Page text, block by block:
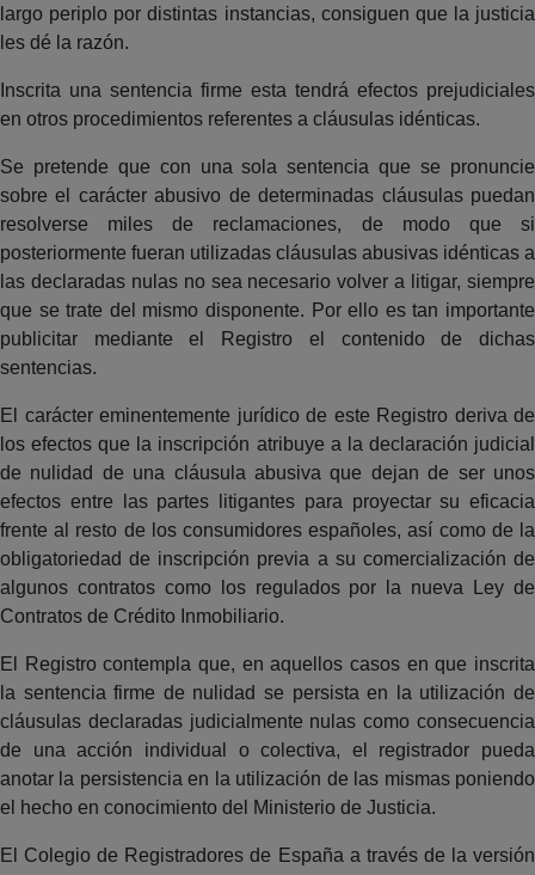
largo periplo por distintas instancias, consiguen que la justicia
les dé la razón.
Inscrita una sentencia firme esta tendrá efectos prejudiciales
en otros procedimientos referentes a cláusulas idénticas.
Se pretende que con una sola sentencia que se pronuncie
sobre el carácter abusivo de determinadas cláusulas puedan
resolverse miles de reclamaciones, de modo que si
posteriormente fueran utilizadas cláusulas abusivas idénticas a
las declaradas nulas no sea necesario volver a litigar, siempre
que se trate del mismo disponente. Por ello es tan importante
publicitar mediante el Registro el contenido de dichas
sentencias.
El carácter eminentemente jurídico de este Registro deriva de
los efectos que la inscripción atribuye a la declaración judicial
de nulidad de una cláusula abusiva que dejan de ser unos
efectos entre las partes litigantes para proyectar su eficacia
frente al resto de los consumidores españoles, así como de la
obligatoriedad de inscripción previa a su comercialización de
algunos contratos como los regulados por la nueva Ley de
Contratos de Crédito Inmobiliario.
El Registro contempla que, en aquellos casos en que inscrita
la sentencia firme de nulidad se persista en la utilización de
cláusulas declaradas judicialmente nulas como consecuencia
de una acción individual o colectiva, el registrador pueda
anotar la persistencia en la utilización de las mismas poniendo
el hecho en conocimiento del Ministerio de Justicia.
El Colegio de Registradores de España a través de la versión